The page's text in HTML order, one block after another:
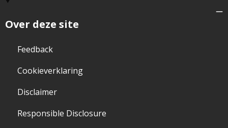
Over deze site
Feedback
Cookieverklaring
Disclaimer
Responsible Disclosure